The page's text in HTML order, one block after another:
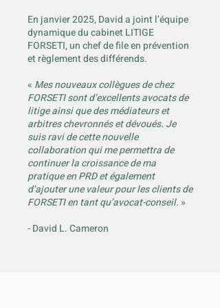
En janvier 2025, David a joint l’équipe
dynamique du cabinet LITIGE
FORSETI, un chef de file en prévention
et règlement des différends.
« Mes nouveaux collègues de chez
FORSETI sont d’excellents avocats de
litige ainsi que des médiateurs et
arbitres chevronnés et dévoués. Je
suis ravi de cette nouvelle
collaboration qui me permettra de
continuer la croissance de ma
pratique en PRD et également
d’ajouter une valeur pour les clients de
FORSETI en tant qu’avocat-conseil. »
- David L. Cameron